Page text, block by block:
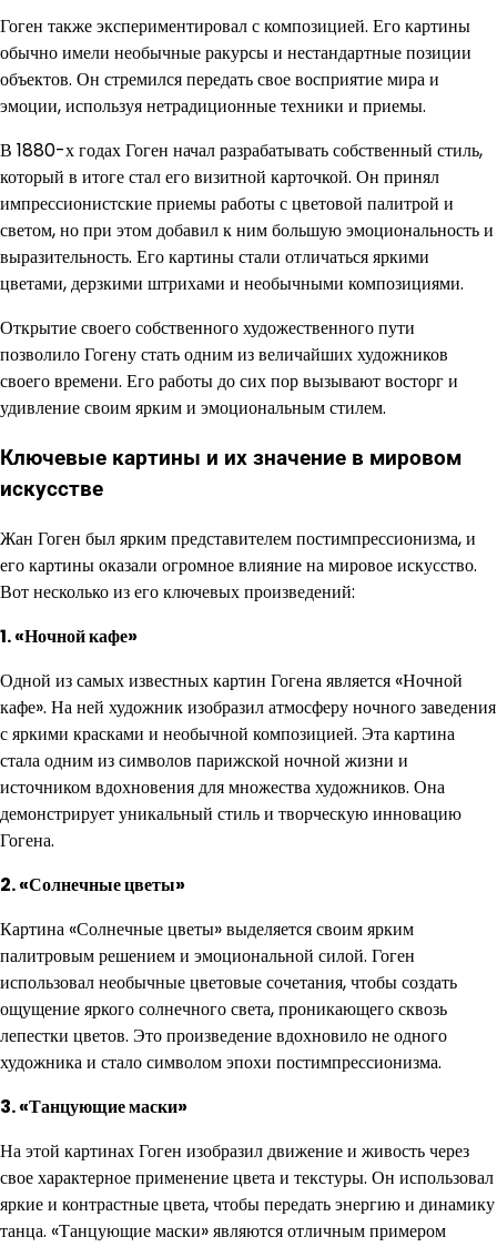
Гоген также экспериментировал с композицией. Его картины
обычно имели необычные ракурсы и нестандартные позиции
объектов. Он стремился передать свое восприятие мира и
эмоции, используя нетрадиционные техники и приемы.
В 1880-х годах Гоген начал разрабатывать собственный стиль,
который в итоге стал его визитной карточкой. Он принял
импрессионистские приемы работы с цветовой палитрой и
светом, но при этом добавил к ним большую эмоциональность и
выразительность. Его картины стали отличаться яркими
цветами, дерзкими штрихами и необычными композициями.
Открытие своего собственного художественного пути
позволило Гогену стать одним из величайших художников
своего времени. Его работы до сих пор вызывают восторг и
удивление своим ярким и эмоциональным стилем.
Ключевые картины и их значение в мировом
искусстве
Жан Гоген был ярким представителем постимпрессионизма, и
его картины оказали огромное влияние на мировое искусство.
Вот несколько из его ключевых произведений:
1. «Ночной кафе»
Одной из самых известных картин Гогена является «Ночной
кафе». На ней художник изобразил атмосферу ночного заведения
с яркими красками и необычной композицией. Эта картина
стала одним из символов парижской ночной жизни и
источником вдохновения для множества художников. Она
демонстрирует уникальный стиль и творческую инновацию
Гогена.
2. «Солнечные цветы»
Картина «Солнечные цветы» выделяется своим ярким
палитровым решением и эмоциональной силой. Гоген
использовал необычные цветовые сочетания, чтобы создать
ощущение яркого солнечного света, проникающего сквозь
лепестки цветов. Это произведение вдохновило не одного
художника и стало символом эпохи постимпрессионизма.
3. «Танцующие маски»
На этой картинах Гоген изобразил движение и живость через
свое характерное применение цвета и текстуры. Он использовал
яркие и контрастные цвета, чтобы передать энергию и динамику
танца. «Танцующие маски» являются отличным примером